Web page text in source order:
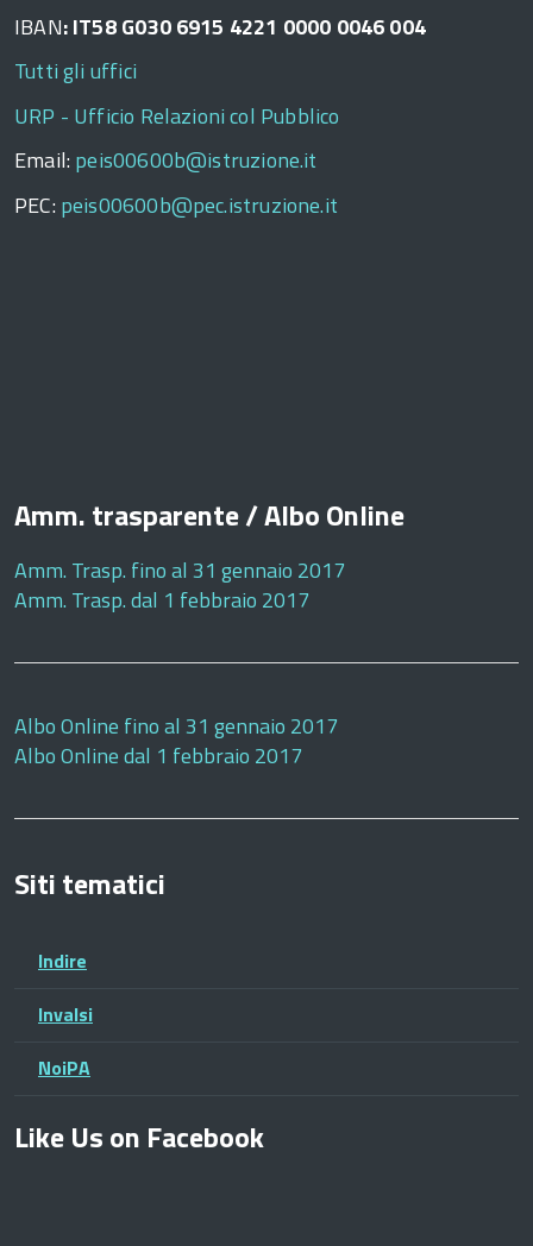
IBAN: IT58 G030 6915 4221 0000 0046 004
Tutti gli uffici
URP - Ufficio Relazioni col Pubblico
Email: peis00600b@istruzione.it
PEC: peis00600b@pec.istruzione.it
Amm. trasparente / Albo Online
Amm. Trasp. fino al 31 gennaio 2017
Amm. Trasp. dal 1 febbraio 2017
Albo Online fino al 31 gennaio 2017
Albo Online dal 1 febbraio 2017
Siti tematici
Indire
Invalsi
NoiPA
Like Us on Facebook